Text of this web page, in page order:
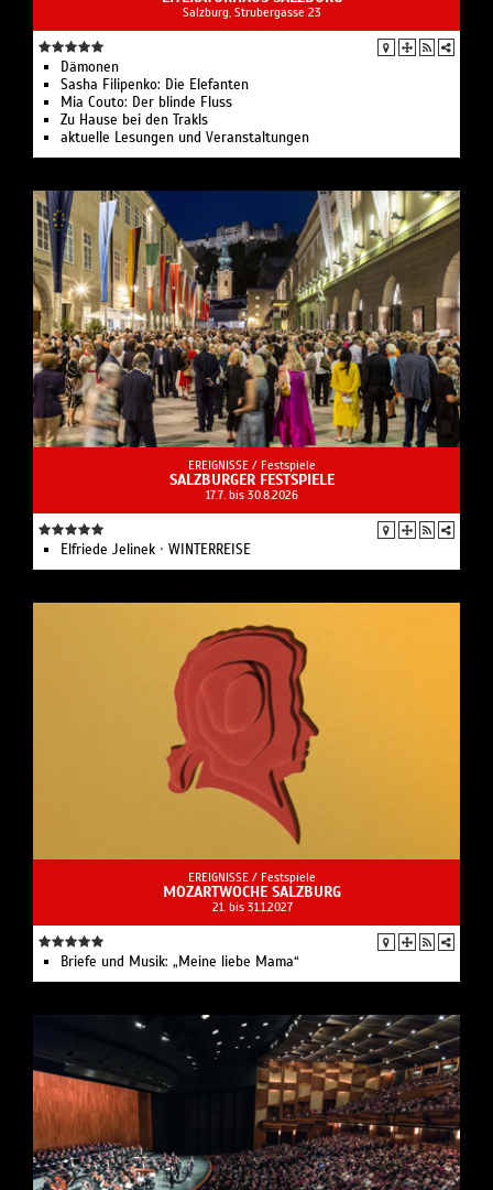
Salzburg, Strubergasse 23
Dämonen
Sasha Filipenko: Die Elefanten
Mia Couto: Der blinde Fluss
Zu Hause bei den Trakls
aktuelle Lesungen und Veranstaltungen
EREIGNISSE / Festspiele
SALZBURGER FESTSPIELE
17.7. bis 30.8.2026
Elfriede Jelinek · WINTERREISE
EREIGNISSE / Festspiele
MOZARTWOCHE SALZBURG
21. bis 31.1.2027
Briefe und Musik: „Meine liebe Mama“